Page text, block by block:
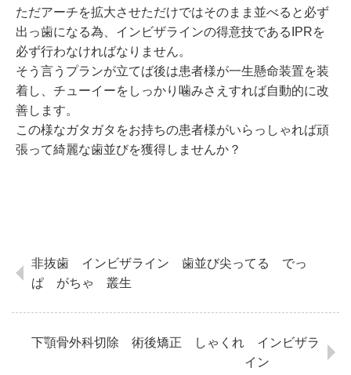
ただアーチを拡大させただけではそのまま並べると必ず
出っ歯になる為、インビザラインの得意技であるIPRを
必ず行わなければなりません。
そう言うプランが立てば後は患者様が一生懸命装置を装
着し、チューイーをしっかり噛みさえすれば自動的に改
善します。
この様なガタガタをお持ちの患者様がいらっしゃれば頑
張って綺麗な歯並びを獲得しませんか？
非抜歯 インビザライン 歯並び尖ってる でっ
ぱ がちゃ 叢生
下顎骨外科切除 術後矯正 しゃくれ インビザラ
イン